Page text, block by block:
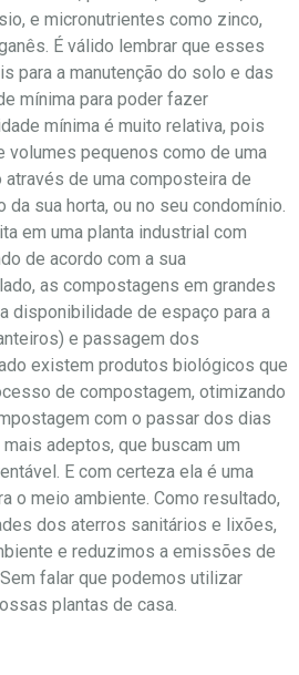
e micronutrientes como zinco,
É válido lembrar que esses
para a manutenção do solo e das
mínima para poder fazer
mínima é muito relativa, pois
pequenos como de uma
de uma composteira de
da sua horta, ou no seu condomínio.
em uma planta industrial com
de acordo com a sua
as compostagens em grandes
disponibilidade de espaço para a
e passagem dos
existem produtos biológicos que
de compostagem, otimizando
com o passar dos dias
adeptos, que buscam um
E com certeza ela é uma
o meio ambiente. Como resultado,
dos aterros sanitários e lixões,
e reduzimos a emissões de
falar que podemos utilizar
plantas de casa.